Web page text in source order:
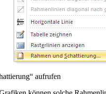
aufrufen